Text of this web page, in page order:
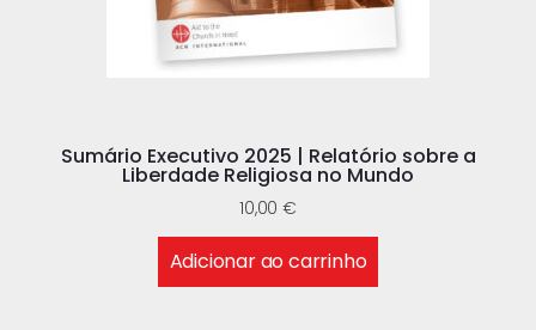
Sumário Executivo 2025 | Relatório sobre a
Liberdade Religiosa no Mundo
10,00 €
Adicionar ao carrinho